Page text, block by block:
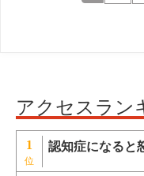
アクセスラン
1 認知症になると